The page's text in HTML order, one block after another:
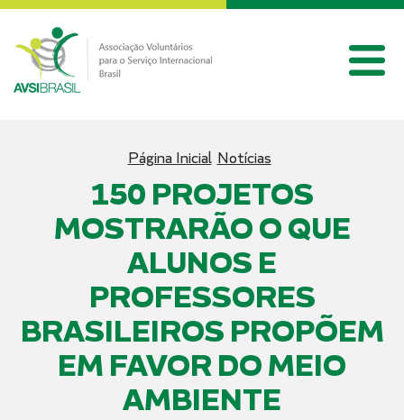
Página Inicial Notícias
150 PROJETOS
MOSTRARÃO O QUE
ALUNOS E
PROFESSORES
BRASILEIROS PROPÕEM
EM FAVOR DO MEIO
AMBIENTE